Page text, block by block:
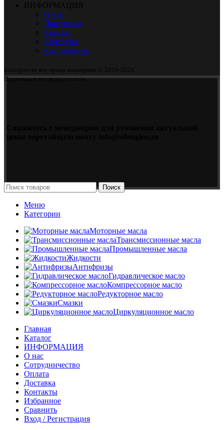
ИНФОРМАЦИЯ
О нас
Партнерам
Каталог
Контакты
Как оплатить
oilengine.ru все права защищены © 2016-2026
Принимаем все виды оплаты.
Поиск
Меню
Категории
Моторные масла
Трансмиссионные масла
Промышленные масла
Жидкости
Антифризы
Гидравлическое масло
Компрессорное масло
Редукторное масло
Смазки
Циркуляционное масло
Главная
Каталог
ИНФОРМАЦИЯ
О нас
Сотрудничество
Оплата
Доставка
Контакты
Избранное
Сравнить
Вход / Регистрация